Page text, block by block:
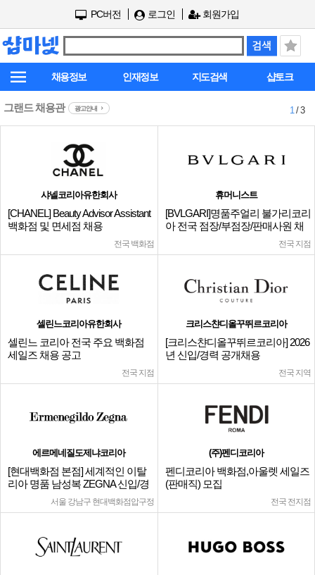
PC버전 로그인 회원가입
채용정보 인재정보 지도검색 샵토크
그랜드 채용관 광고안내 1/ 3
샤넬코리아유한회사
[CHANEL] Beauty Advisor Assistant
백화점 및 면세점 채용
전국 백화점
휴머니스트
[BVLGARI]명품주얼리 불가리코리
아 전국 점장/부점장/판매사원 채
전국 지점
셀린느코리아유한회사
셀린느 코리아 전국 주요 백화점
세일즈 채용 공고
전국 지점
크리스챤디올꾸뛰르코리아
[크리스챤디올꾸뛰르코리아] 2026
년 신입/경력 공개채용
전국 지역
에르메네질도제냐코리아
[현대백화점 본점] 세계적인 이탈
리아 명품 남성복 ZEGNA 신입/경
서울 강남구 현대백화점압구정
(주)펜디코리아
펜디코리아 백화점,아울렛 세일즈
(판매직) 모집
전국 전지점